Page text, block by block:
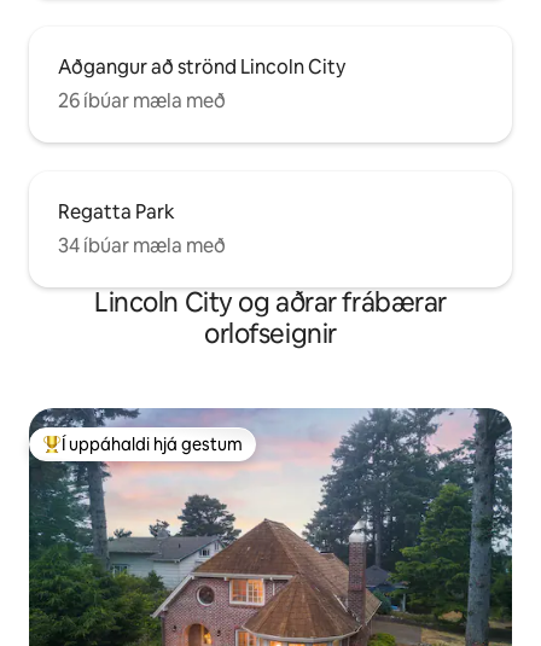
Aðgangur að strönd Lincoln City
26 íbúar mæla með
Regatta Park
34 íbúar mæla með
Lincoln City og aðrar frábærar
orlofseignir
Í mestu uppáhaldi hjá gestum
Í uppáhaldi hjá gestum